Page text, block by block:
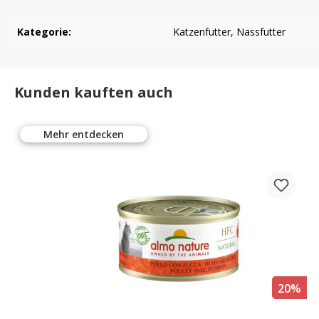
Kategorie: Katzenfutter, Nassfutter
Kunden kauften auch
Mehr entdecken
20%